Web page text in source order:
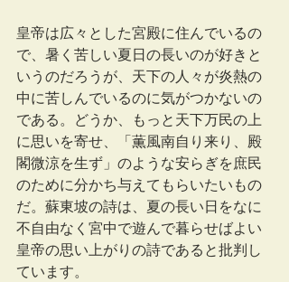
皇帝は広々とした宮殿に住んでいるの
で、暑く苦しい夏日の長いのが好きと
いうのだろうが、天下の人々が炎熱の
中に苦しんでいるのに気がつかないの
である。どうか、もっと天下万民の上
に思いを寄せ、「薫風南自り来り、殿
閣微涼を生ず」のような安らぎを庶民
のために分かち与えてもらいたいもの
だ。蘇東坡の詩は、夏の長い日をなに
不自由なく宮中で遊んで暮らせばよい
皇帝の思い上がりの詩であると批判し
ています。